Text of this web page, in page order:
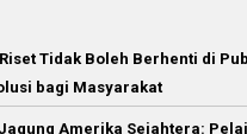
Tidak Boleh Berhenti di
bagi Masyarakat
Amerika Sejahtera: